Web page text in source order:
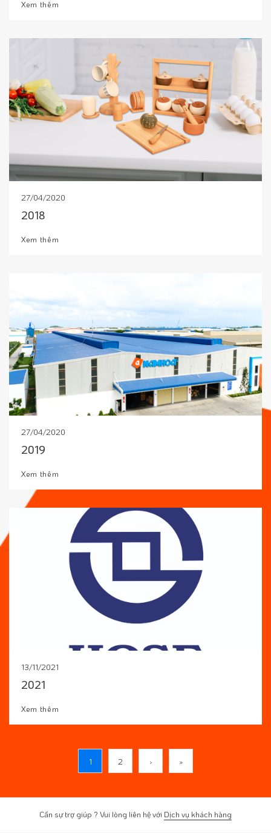
Xem thêm
27/04/2020
2018
Xem thêm
27/04/2020
2019
Xem thêm
13/11/2021
2021
Xem thêm
1 2 › »
Cần sự trợ giúp ? Vui lòng liên hệ với Dịch vụ khách hàng